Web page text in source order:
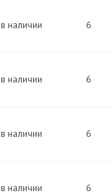
в наличии 6
в наличии 6
в наличии 6
в наличии 6